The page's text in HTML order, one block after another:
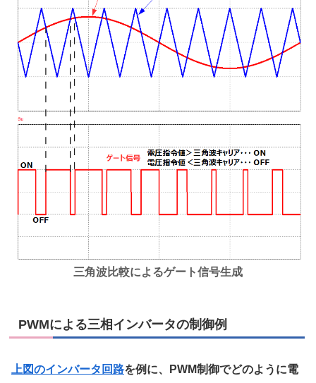
三角波比較によるゲート信号生成
PWMによる三相インバータの制御例
上図のインバータ回路を例に、PWM制御でどのように電